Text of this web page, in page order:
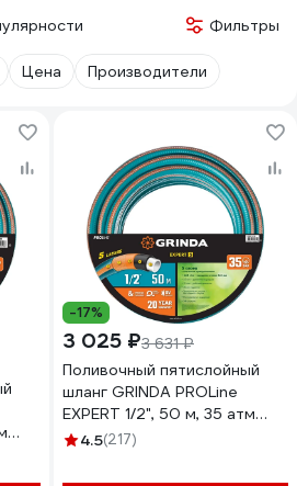
Фильтры
Цена Производители
-17%
3 025 ₽3 631 ₽
Поливочный пятислойный
шланг GRINDA PROLine
EXPERT 1/2", 50 м, 35 атм
429007-1/2-50
4.5(217)